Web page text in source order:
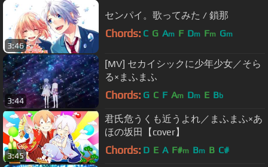
3:46
センパイ。歌ってみた / 鎖那
Chords: C G Am F Dm Fm Gm
3:44
[MV] セカイシックに少年少女／そら
る×まふまふ
Chords: G C F Am Dm E Bb
3:45
君氏危うくも近うよれ／まふまふ×あ
ほの坂田【cover】
Chords: D E A F#m Bm B C#